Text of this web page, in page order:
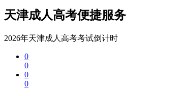
招生对象：需具备音乐或表演相关基础，符合
六、职业类院校
天津市职业大学
特色：以职业能力培养，成人高考开设眼视光
天津成人高考便捷服务
2026年天津成人高考考试倒计时
0
0
0
0